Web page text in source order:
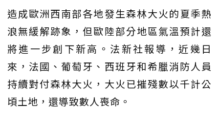
造成歐洲西南部各地發生森林大火的夏季熱
浪無緩解跡象，但歐陸部分地區氣溫預計還
將進一步創下新高。法新社報導，近幾日
來，法國、葡萄牙、西班牙和希臘消防人員
持續對付森林大火，大火已摧殘數以千計公
頃土地，還導致數人喪命。